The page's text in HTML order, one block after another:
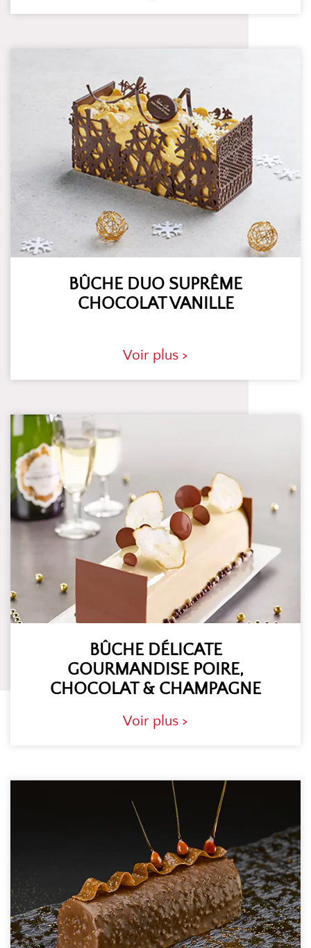
BÛCHE DUO SUPRÊME
CHOCOLAT VANILLE
Voir plus >
BÛCHE DÉLICATE
GOURMANDISE POIRE,
CHOCOLAT & CHAMPAGNE
Voir plus >